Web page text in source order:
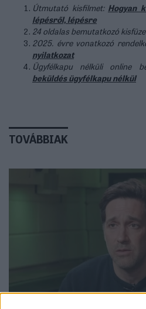
Útmutató kisfilmet: Hogyan
lépésről, lépésre
24 oldalas bemutatkozó
2025. évre vonatkozó
nyilatkozat
Ügyfélkapu nélküli online
beküldés ügyfélkapu nélkül
TOVÁBBIAK